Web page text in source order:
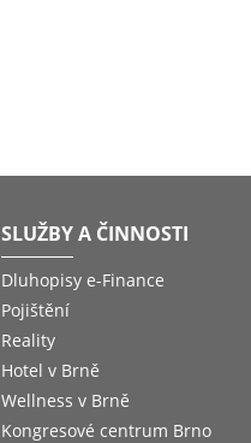
SLUŽBY A ČINNOSTI
Dluhopisy e-Finance
Pojištění
Reality
Hotel v Brně
Wellness v Brně
Kongresové centrum Brno